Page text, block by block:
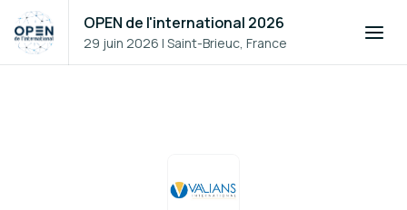
OPEN de l'international 2026
29 juin 2026 |Saint-Brieuc, France